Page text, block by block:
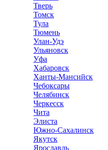
Тверь
Томск
Тула
Тюмень
Улан-Удэ
Ульяновск
Уфа
Хабаровск
Ханты-Мансийск
Чебоксары
Челябинск
Черкесск
Чита
Элиста
Южно-Сахалинск
Якутск
Ярославль